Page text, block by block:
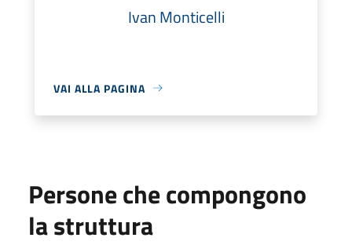
Ivan Monticelli
VAI ALLA PAGINA
Persone che compongono
la struttura